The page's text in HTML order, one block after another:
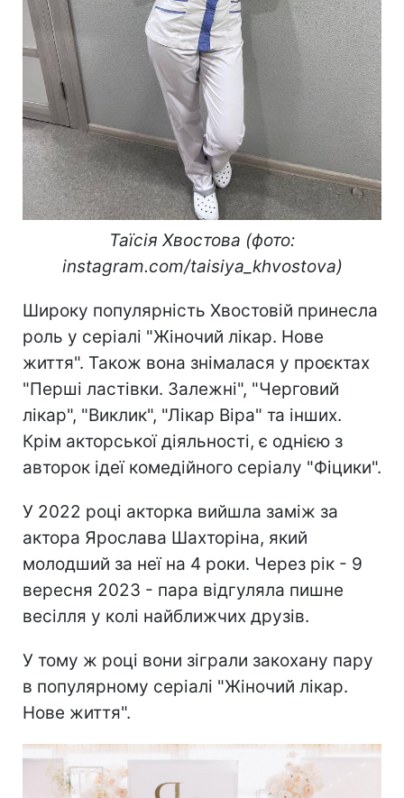
Таїсія Хвостова (фото:
instagram.com/taisiya_khvostova)
Широку популярність Хвостовій принесла
роль у серіалі "Жіночий лікар. Нове
життя". Також вона знімалася у проєктах
"Перші ластівки. Залежні", "Черговий
лікар", "Виклик", "Лікар Віра" та інших.
Крім акторської діяльності, є однією з
авторок ідеї комедійного серіалу "Фіцики".
У 2022 році акторка вийшла заміж за
актора Ярослава Шахторіна, який
молодший за неї на 4 роки. Через рік - 9
вересня 2023 - пара відгуляла пишне
весілля у колі найближчих друзів.
У тому ж році вони зіграли закохану пару
в популярному серіалі "Жіночий лікар.
Нове життя".